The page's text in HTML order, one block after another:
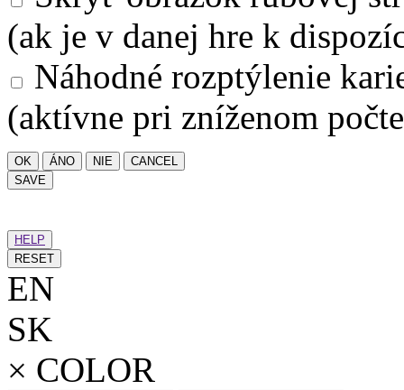
(ak je v danej hre k
Náhodné rozptýlenie
(aktívne pri zníženom
OK ÁNO NIE
CANCEL
SAVE
HELP
RESET
EN
SK
× COLOR